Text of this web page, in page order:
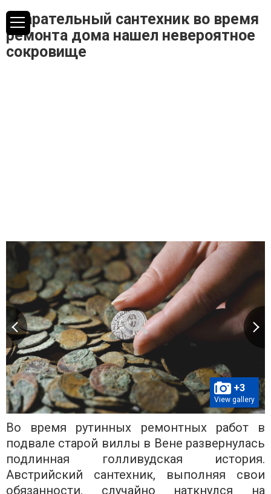
Старательный сантехник во время
ремонта дома нашел невероятное
сокровище
+3
View gallery
Во время рутинных ремонтных работ в
подвале старой виллы в Вене развернулась
подлинная голливудская история.
Австрийский сантехник, выполняя свои
обязанности, случайно наткнулся на